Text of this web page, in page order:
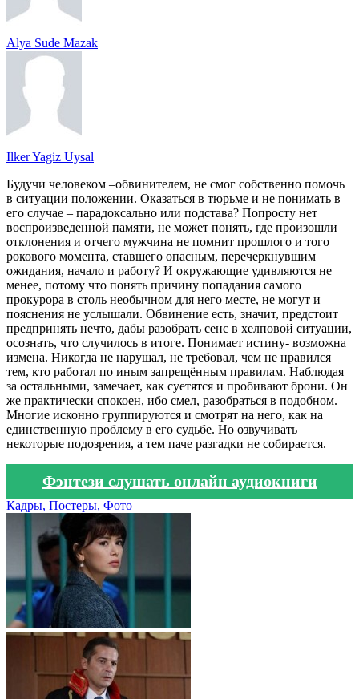
Alya Sude Mazak
Ilker Yagiz Uysal
Будучи человеком –обвинителем, не смог собственно помочь
в ситуации положении. Оказаться в тюрьме и не понимать в
его случае – парадоксально или подстава? Попросту нет
воспроизведенной памяти, не может понять, где произошли
отклонения и отчего мужчина не помнит прошлого и того
рокового момента, ставшего опасным, перечеркнувшим
ожидания, начало и работу? И окружающие удивляются не
менее, потому что понять причину попадания самого
прокурора в столь необычном для него месте, не могут и
пояснения не услышали. Обвинение есть, значит, предстоит
предпринять нечто, дабы разобрать сенс в хелповой ситуации,
осознать, что случилось в итоге. Понимает истину- возможна
измена. Никогда не нарушал, не требовал, чем не нравился
тем, кто работал по иным запрещённым правилам. Наблюдая
за остальными, замечает, как суетятся и пробивают брони. Он
же практически спокоен, ибо смел, разобраться в подобном.
Многие исконно группируются и смотрят на него, как на
единственную проблему в его судьбе. Но озвучивать
некоторые подозрения, а тем паче разгадки не собирается.
Фэнтези слушать онлайн аудиокниги
Кадры, Постеры, Фото